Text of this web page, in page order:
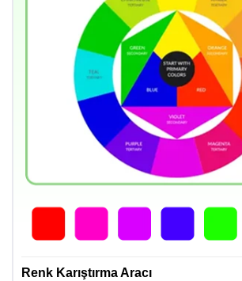
Renk Karıştırma Aracı